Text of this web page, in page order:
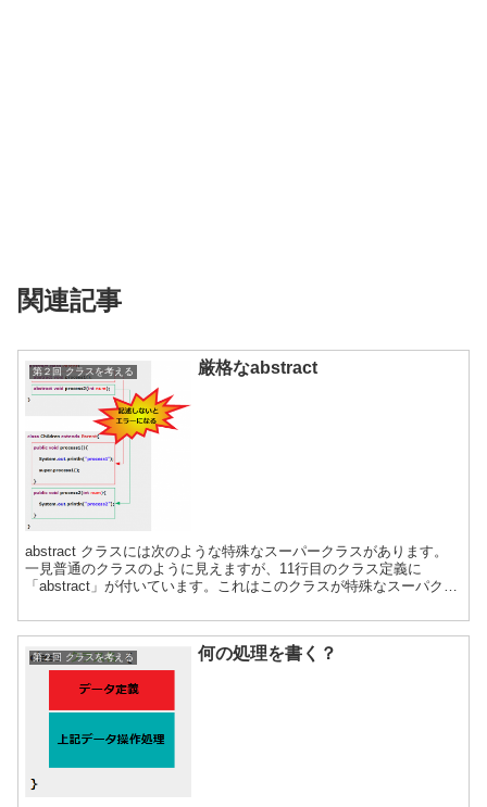
関連記事
第２回 クラスを考える 厳格なabstract
abstract クラスには次のような特殊なスーパークラスがあります。
一見普通のクラスのように見えますが、11行目のクラス定義に
「abstract」が付いています。これはこのクラスが特殊なスーパクラ
第２回 クラスを考える 何の処理を書く？